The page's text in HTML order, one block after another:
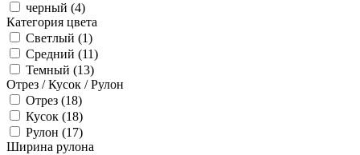
черный (4)
Категория цвета
Светлый (1)
Средний (11)
Темный (13)
Отрез / Кусок / Рулон
Отрез (18)
Кусок (18)
Рулон (17)
Ширина рулона